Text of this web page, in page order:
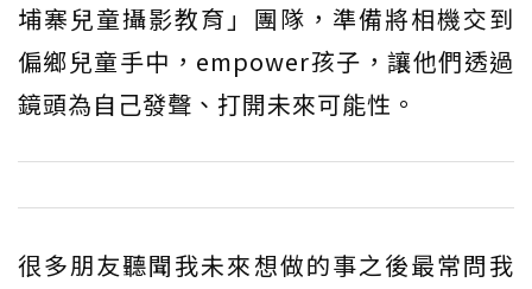
埔寨兒童攝影教育」團隊，準備將相機交到
偏鄉兒童手中，empower孩子，讓他們透過
鏡頭為自己發聲、打開未來可能性。
很多朋友聽聞我未來想做的事之後最常問我